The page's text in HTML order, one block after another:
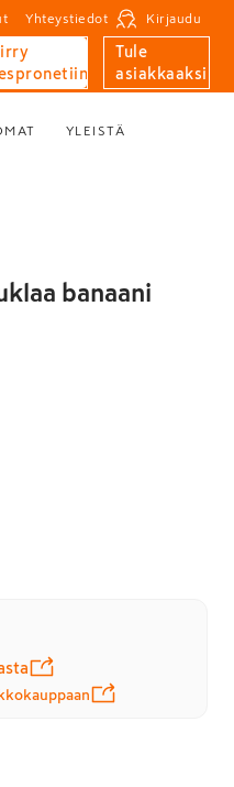
Yhteystiedot Kirjaudu
Tule
asiakkaaksi
YLEISTÄ
banaani